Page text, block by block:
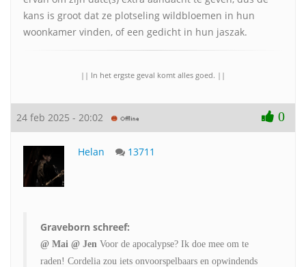
kans is groot dat ze plotseling wildbloemen in hun
woonkamer vinden, of een gedicht in hun jaszak.
|| In het ergste geval komt alles goed. ||
24 feb 2025 - 20:02 0
Helan 13711
Graveborn schreef:
@ Mai @ Jen Voor de apocalypse? Ik doe mee om te
raden! Cordelia zou iets onvoorspelbaars en opwindends